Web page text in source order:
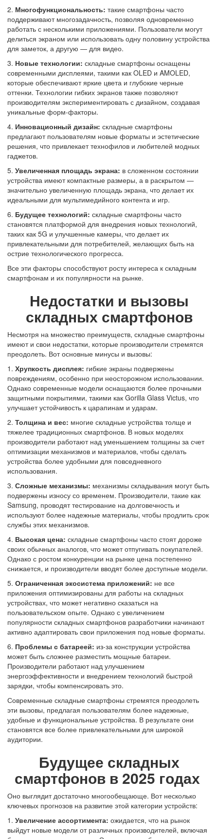
2. Многофункциональность: такие смартфоны часто
поддерживают многозадачность, позволяя одновременно
работать с несколькими приложениями. Пользователи могут
делиться экраном или использовать одну половину устройства
для заметок, а другую — для видео.
3. Новые технологии: складные смартфоны оснащены
современными дисплеями, такими как OLED и AMOLED,
которые обеспечивают яркие цвета и глубокие черные
оттенки. Технологии гибких экранов также позволяют
производителям экспериментировать с дизайном, создавая
уникальные форм-факторы.
4. Инновационный дизайн: складные смартфоны
предлагают пользователям новые форматы и эстетические
решения, что привлекает технофилов и любителей модных
гаджетов.
5. Увеличенная площадь экрана: в сложенном состоянии
устройства имеют компактные размеры, а в раскрытом —
значительно увеличенную площадь экрана, что делает их
идеальными для мультимедийного контента и игр.
6. Будущее технологий: складные смартфоны часто
становятся платформой для внедрения новых технологий,
таких как 5G и улучшенные камеры, что делает их
привлекательными для потребителей, желающих быть на
острие технологического прогресса.
Все эти факторы способствуют росту интереса к складным
смартфонам и их популярности на рынке.
Недостатки и вызовы
складных смартфонов
Несмотря на множество преимуществ, складные смартфоны
имеют и свои недостатки, которые производители стремятся
преодолеть. Вот основные минусы и вызовы:
1. Хрупкость дисплея: гибкие экраны подвержены
повреждениям, особенно при неосторожном использовании.
Однако современные модели оснащаются более прочными
защитными покрытиями, такими как Gorilla Glass Victus, что
улучшает устойчивость к царапинам и ударам.
2. Толщина и вес: многие складные устройства толще и
тяжелее традиционных смартфонов. В новых моделях
производители работают над уменьшением толщины за счет
оптимизации механизмов и материалов, чтобы сделать
устройства более удобными для повседневного
использования.
3. Сложные механизмы: механизмы складывания могут быть
подвержены износу со временем. Производители, такие как
Samsung, проводят тестирование на долговечность и
используют более надежные материалы, чтобы продлить срок
службы этих механизмов.
4. Высокая цена: складные смартфоны часто стоят дороже
своих обычных аналогов, что может отпугивать покупателей.
Однако с ростом конкуренции на рынке цена постепенно
снижается, и производители вводят более доступные модели.
5. Ограниченная экосистема приложений: не все
приложения оптимизированы для работы на складных
устройствах, что может негативно сказаться на
пользовательском опыте. Однако с увеличением
популярности складных смартфонов разработчики начинают
активно адаптировать свои приложения под новые форматы.
6. Проблемы с батареей: из-за конструкции устройства
может быть сложнее разместить мощные батареи.
Производители работают над улучшением
энергоэффективности и внедрением технологий быстрой
зарядки, чтобы компенсировать это.
Современные складные смартфоны стремятся преодолеть
эти вызовы, предлагая пользователям более надежные,
удобные и функциональные устройства. В результате они
становятся все более привлекательными для широкой
аудитории.
Будущее складных
смартфонов в 2025 годах
Оно выглядит достаточно многообещающе. Вот несколько
ключевых прогнозов на развитие этой категории устройств:
1. Увеличение ассортимента: ожидается, что на рынок
выйдут новые модели от различных производителей, включая